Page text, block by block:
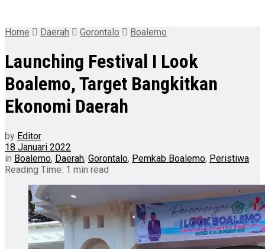
Home Daerah Gorontalo Boalemo
Launching Festival I Look
Boalemo, Target Bangkitkan
Ekonomi Daerah
by Editor
18 Januari 2022
in Boalemo, Daerah, Gorontalo, Pemkab Boalemo, Peristiwa
Reading Time: 1 min read